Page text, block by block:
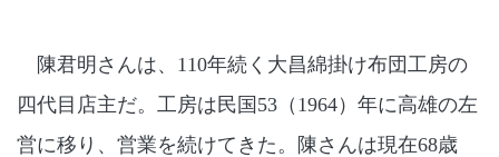
陳君明さんは、110年続く大昌綿掛け布団工房の
四代目店主だ。工房は民国53（1964）年に高雄の左
営に移り、営業を続けてきた。陳さんは現在68歳